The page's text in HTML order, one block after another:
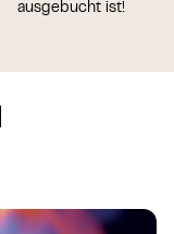
ausgebucht ist!